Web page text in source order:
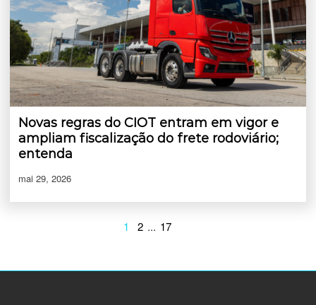
Novas regras do CIOT entram em vigor e
ampliam fiscalização do frete rodoviário;
entenda
mai 29, 2026
1 2 ... 17